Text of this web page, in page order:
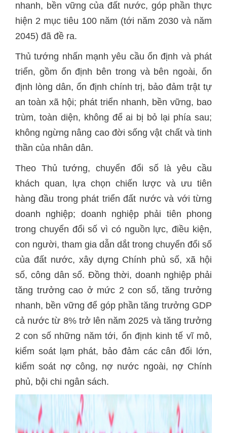
nhanh, bền vững của đất nước, góp phần thực
hiện 2 mục tiêu 100 năm (tới năm 2030 và năm
2045) đã đề ra.
Thủ tướng nhấn mạnh yêu cầu ổn định và phát
triển, gồm ổn định bên trong và bên ngoài, ổn
định lòng dân, ổn định chính trị, bảo đảm trật tự
an toàn xã hội; phát triển nhanh, bền vững, bao
trùm, toàn diện, không để ai bị bỏ lại phía sau;
không ngừng nâng cao đời sống vật chất và tinh
thần của nhân dân.
Theo Thủ tướng, chuyển đổi số là yêu cầu
khách quan, lựa chọn chiến lược và ưu tiên
hàng đầu trong phát triển đất nước và với từng
doanh nghiệp; doanh nghiệp phải tiên phong
trong chuyển đổi số vì có nguồn lực, điều kiện,
con người, tham gia dẫn dắt trong chuyển đổi số
của đất nước, xây dựng Chính phủ số, xã hội
số, công dân số. Đồng thời, doanh nghiệp phải
tăng trưởng cao ở mức 2 con số, tăng trưởng
nhanh, bền vững để góp phần tăng trưởng GDP
cả nước từ 8% trở lên năm 2025 và tăng trưởng
2 con số những năm tới, ổn định kinh tế vĩ mô,
kiểm soát lạm phát, bảo đảm các cân đối lớn,
kiểm soát nợ công, nợ nước ngoài, nợ Chính
phủ, bội chi ngân sách.